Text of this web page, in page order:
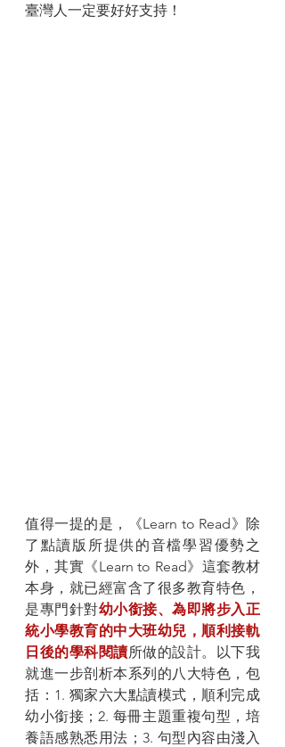
臺灣人一定要好好支持！
值得一提的是，《Learn to Read》除
了點讀版所提供的音檔學習優勢之
外，其實《Learn to Read》這套教材
本身，就已經富含了很多教育特色，
是專門針對幼小銜接、為即將步入正
統小學教育的中大班幼兒，順利接軌
日後的學科閱讀所做的設計。以下我
就進一步剖析本系列的八大特色，包
括：1. 獨家六大點讀模式，順利完成
幼小銜接；2. 每冊主題重複句型，培
養語感熟悉用法；3. 句型內容由淺入